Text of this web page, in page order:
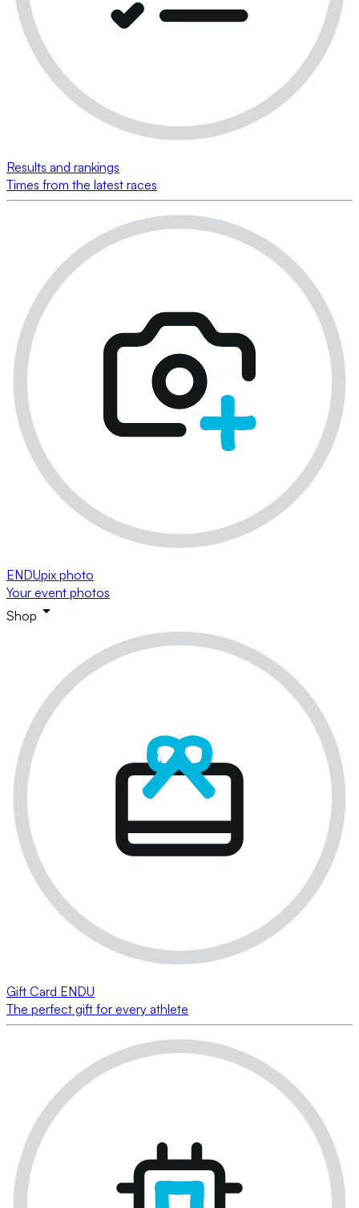
Results and rankings
Times from the latest races
ENDUpix photo
Your event photos
Shop
Gift Card ENDU
The perfect gift for every athlete